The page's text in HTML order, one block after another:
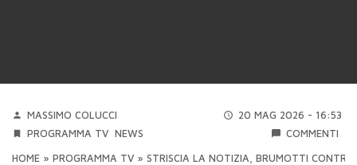
MASSIMO COLUCCI
20 MAG 2026 - 16:53
PROGRAMMA TV NEWS COMMENTI
HOME » PROGRAMMA TV » STRISCIA LA NOTIZIA, BRUMOTTI